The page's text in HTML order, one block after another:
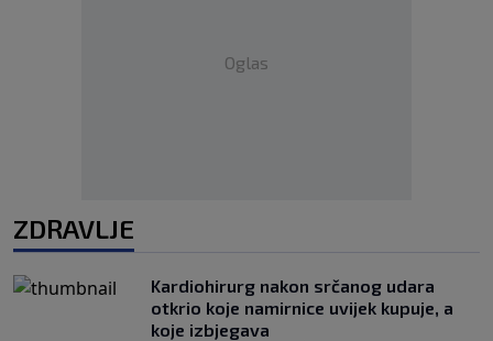
Oglas
ZDRAVLJE
Kardiohirurg nakon srčanog udara
otkrio koje namirnice uvijek kupuje, a
koje izbjegava